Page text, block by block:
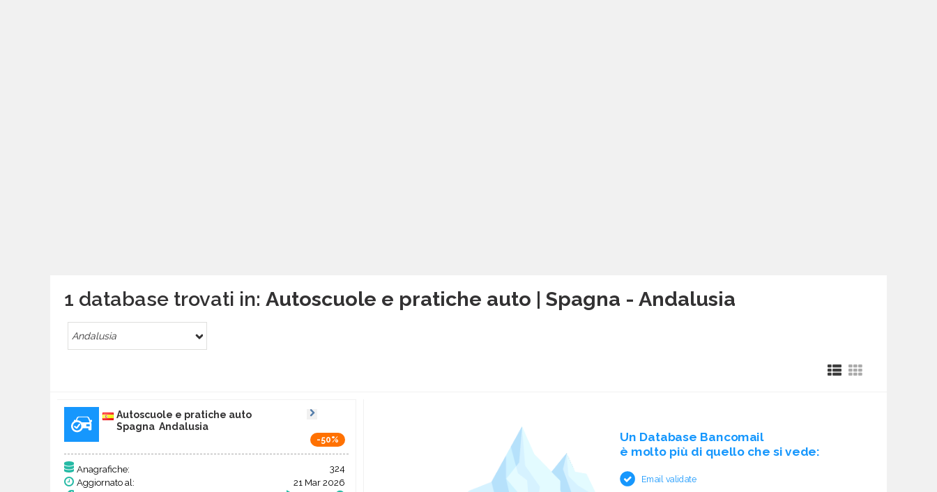
1 database trovati in: Autoscuole e pratiche auto | Spagna - Andalusia
Andalusia
Autoscuole e pratiche auto
Spagna Andalusia
-50%
Anagrafiche:
324
Aggiornato al:
21 Mar 2026
Un Database Bancomail
è molto più di quello che si vede:
Email validate